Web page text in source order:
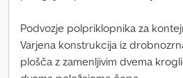
Podvozje polpriklopnika za
Varjena konstrukcija iz
plošča z zamenljivim dvema